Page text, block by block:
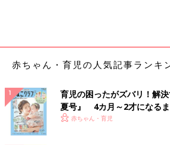
赤ちゃん・育児の人気記事ランキ
育児の困ったがズバリ！解
夏号』 4カ月～2才になる
いっぱい！
赤ちゃん・育児